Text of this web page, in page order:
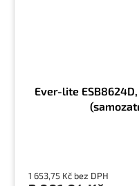
Ever-lite
1 653,75 Kč bez DPH